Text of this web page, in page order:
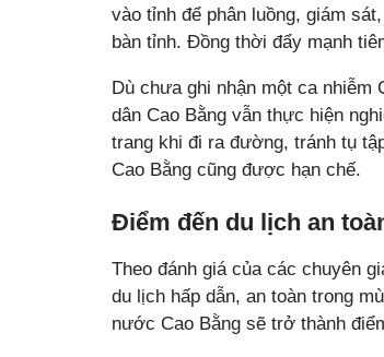
vào tỉnh để phân luồng, giám
bàn tỉnh. Đồng thời đẩy mạnh
Dù chưa ghi nhận một ca nhiễm
dân Cao Bằng vẫn thực hiện
trang khi đi ra đường, tránh tụ
Cao Bằng cũng được hạn chế.
Điểm đến du lịch an
Theo đánh giá của các chuyên
du lịch hấp dẫn, an toàn trong
nước Cao Bằng sẽ trở thành